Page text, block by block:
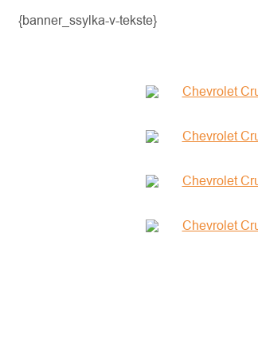
{banner_ssylka-v-tekste}